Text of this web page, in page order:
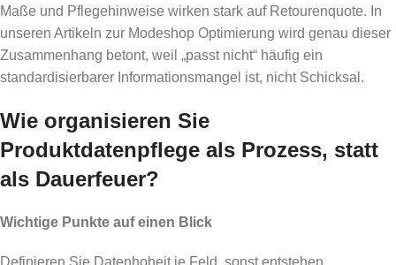
Maße und Pflegehinweise wirken stark auf Retourenquote. In
unseren Artikeln zur Modeshop Optimierung wird genau dieser
Zusammenhang betont, weil „passt nicht“ häufig ein
standardisierbarer Informationsmangel ist, nicht Schicksal.
Wie organisieren Sie
Produktdatenpflege als Prozess, statt
als Dauerfeuer?
Wichtige Punkte auf einen Blick
Definieren Sie Datenhoheit je Feld, sonst entstehen